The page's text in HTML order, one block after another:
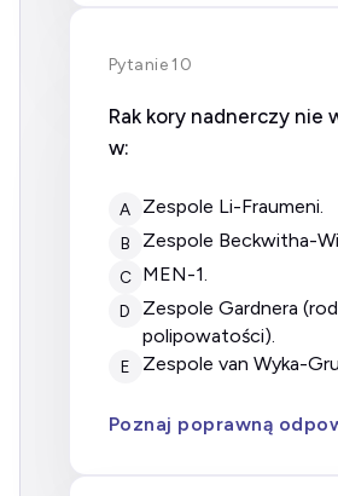
Pytanie 10
Rak kory nadnerczy nie
w:
A zespole Li-Fraumeni.
B zespole Beckwitha-
C MEN-1.
D
zespole Gardnera (rodzinnej
polipowatości).
E zespole van Wyka-
Poznaj poprawną